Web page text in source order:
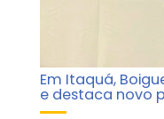
Em Itaquá,
e destaca novo